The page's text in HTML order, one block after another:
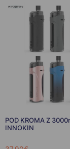
POD KROMA Z
INNOKIN